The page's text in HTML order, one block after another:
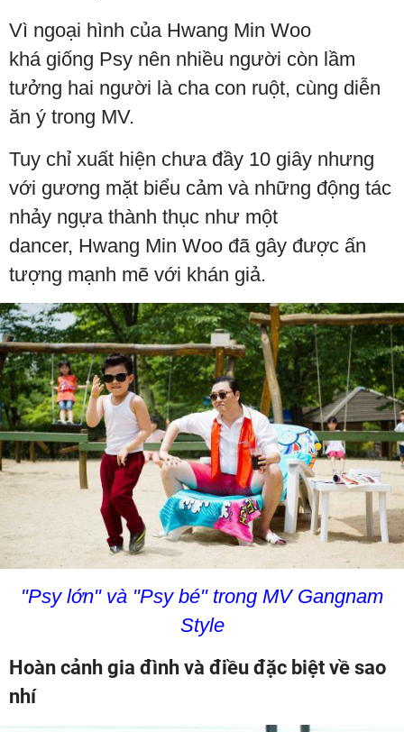
Vì ngoại hình của Hwang Min Woo
khá giống Psy nên nhiều người còn lầm
tưởng hai người là cha con ruột, cùng diễn
ăn ý trong MV.
Tuy chỉ xuất hiện chưa đầy 10 giây nhưng
với gương mặt biểu cảm và những động tác
nhảy ngựa thành thục như một
dancer, Hwang Min Woo đã gây được ấn
tượng mạnh mẽ với khán giả.
"Psy lớn" và "Psy bé" trong MV Gangnam
Style
Hoàn cảnh gia đình và điều đặc biệt về sao
nhí